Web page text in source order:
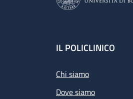
Footer
IL POLICLINICO
Chi siamo
Dove siamo